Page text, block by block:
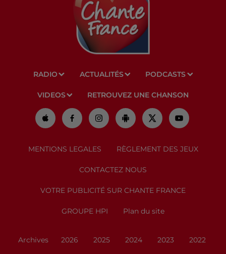
RADIO ACTUALITÉS PODCASTS
VIDEOS RETROUVEZ UNE CHANSON
MENTIONS LEGALES RÈGLEMENT DES JEUX
CONTACTEZ NOUS
VOTRE PUBLICITÉ SUR CHANTE FRANCE
GROUPE HPI Plan du site
Archives 2026 2025 2024 2023 2022